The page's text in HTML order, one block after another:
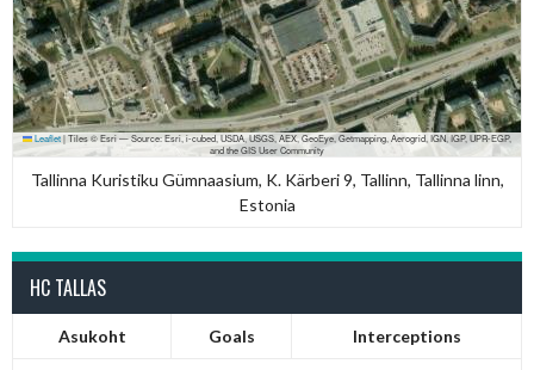
Leaflet |Tiles © Esri — Source: Esri, i-cubed, USDA, USGS, AEX, GeoEye, Getmapping, Aerogrid, IGN, IGP, UPR-EGP,
and the GIS User Community
Tallinna Kuristiku Gümnaasium, K. Kärberi 9, Tallinn, Tallinna linn,
Estonia
HC TALLAS
Asukoht Goals Interceptions